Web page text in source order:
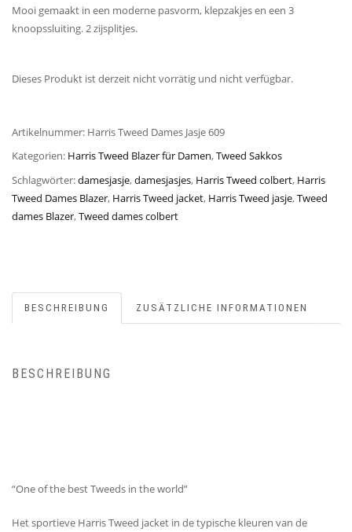
Mooi gemaakt in een moderne pasvorm, klepzakjes en een 3
knoopssluiting. 2 zijsplitjes.
Dieses Produkt ist derzeit nicht vorrätig und nicht verfügbar.
Artikelnummer: Harris Tweed Dames Jasje 609
Kategorien: Harris Tweed Blazer für Damen,Tweed Sakkos
Schlagwörter:damesjasje,damesjasjes, Harris Tweed colbert, Harris
Tweed Dames Blazer, Harris Tweed jacket, Harris Tweed jasje,Tweed
dames Blazer,Tweed dames colbert
BESCHREIBUNG ZUSÄTZLICHE INFORMATIONEN
BESCHREIBUNG
“One of the best Tweeds in the world”
Het sportieve Harris Tweed jacket in de typische kleuren van de